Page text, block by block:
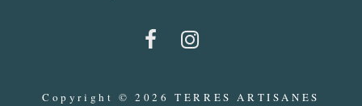
Copyright © 2026 TERRES ARTISANES